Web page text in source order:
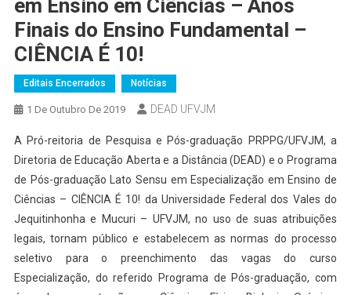
em Ensino em Ciências – Anos
Finais do Ensino Fundamental –
CIÊNCIA É 10!
Editais Encerrados Notícias
1 De Outubro De 2019 DEAD UFVJM
A Pró-reitoria de Pesquisa e Pós-graduação PRPPG/UFVJM, a
Diretoria de Educação Aberta e a Distância (DEAD) e o Programa
de Pós-graduação Lato Sensu em Especialização em Ensino de
Ciências – CIÊNCIA É 10! da Universidade Federal dos Vales do
Jequitinhonha e Mucuri – UFVJM, no uso de suas atribuições
legais, tornam público e estabelecem as normas do processo
seletivo para o preenchimento das vagas do curso
Especialização, do referido Programa de Pós-graduação, com